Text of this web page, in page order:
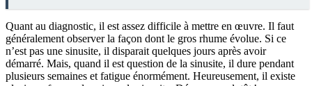
Quant au diagnostic, il est assez difficile à mettre en œuvre. Il faut
généralement observer la façon dont le gros rhume évolue. Si ce
n’est pas une sinusite, il disparait quelques jours après avoir
démarré. Mais, quand il est question de la sinusite, il dure pendant
plusieurs semaines et fatigue énormément. Heureusement, il existe